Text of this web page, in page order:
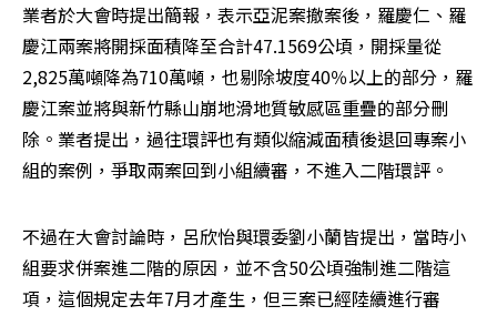
業者於大會時提出簡報，表示亞泥案撤案後，羅慶仁、羅
慶江兩案將開採面積降至合計47.1569公頃，開採量從
2,825萬噸降為710萬噸，也剔除坡度40％以上的部分，羅
慶江案並將與新竹縣山崩地滑地質敏感區重疊的部分刪
除。業者提出，過往環評也有類似縮減面積後退回專案小
組的案例，爭取兩案回到小組續審，不進入二階環評。
不過在大會討論時，呂欣怡與環委劉小蘭皆提出，當時小
組要求併案進二階的原因，並不含50公頃強制進二階這
項，這個規定去年7月才產生，但三案已經陸續進行審